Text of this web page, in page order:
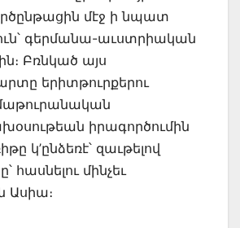
մէջ ի նպատ
գերմանա-աւստրիական
Բռնկած այս
երիտթուրքերու
իրագործումին
կ’ընձեռէ՝ զաւթելով
հասնելու մինչեւ
Ասիա։